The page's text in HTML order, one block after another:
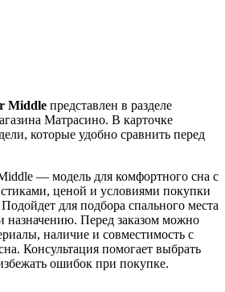
Middle представлен в разделе
Матрасино. В карточке
которые удобно сравнить перед
— модель для комфортного сна с
ценой и условиями покупки
для подбора спального места
назначению. Перед заказом можно
наличие и совместимость с
Консультация помогает выбрать
ошибок при покупке.